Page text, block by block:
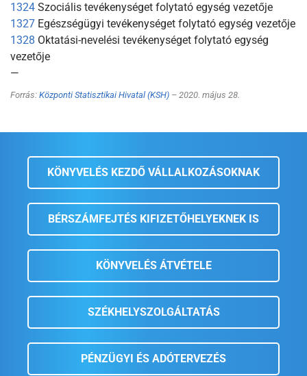
1324 Szociális tevékenységet folytató egység vezetője
1327 Egészségügyi tevékenységet folytató egység vezetője
1328 Oktatási-nevelési tevékenységet folytató egység
vezetője
—
Forrás: Központi Statisztikai Hivatal (KSH) – 2020. május 28.
KÖNYVELÉS KEZDŐ VÁLLALKOZÁSOKNAK
BÉRSZÁMFEJTÉS KIFIZETŐHELYEKNEK IS
KÖNYVELÉS ÁTVÉTELE
SZÉKHELYSZOLGÁLTATÁS
PÉNZÜGYI ÉS ADÓTERVEZÉS